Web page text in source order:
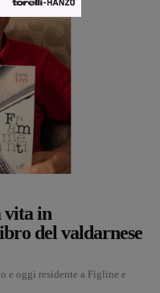
vita in
del valdarnese
e oggi residente a Figline e